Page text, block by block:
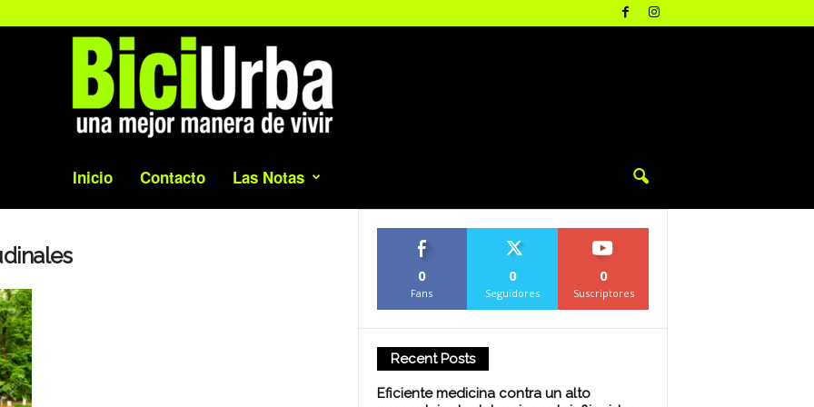
Inicio Contacto Las Notas
0
Fans
0
Seguidores
0
Suscriptores
Recent Posts
Eficiente medicina contra un alto